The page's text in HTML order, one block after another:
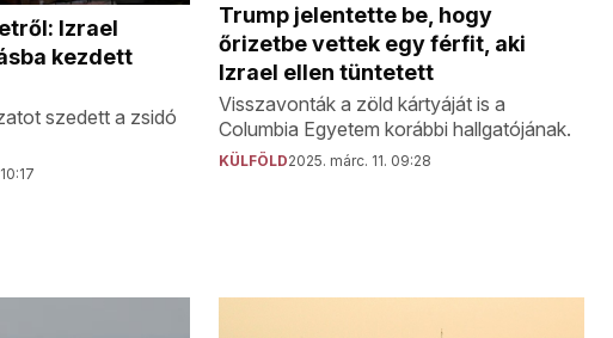
Izrael
kezdett
szedett a zsidó
Trump jelentette be, hogy
őrizetbe vettek egy férfit, aki
Izrael ellen tüntetett
Visszavonták a zöld kártyáját is a
Columbia Egyetem korábbi hallgatójának.
KÜLFÖLD2025. márc. 11. 09:28